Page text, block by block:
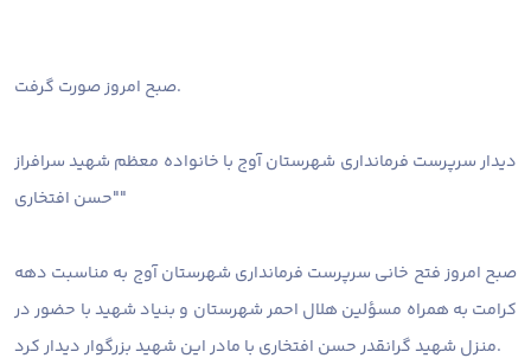
صبح امروز صورت گرفت.
دیدار سرپرست فرمانداری شهرستان آوج با خانواده معظم شهید سرافراز
"حسن افتخاری"
صبح امروز فتح خانی سرپرست فرمانداری شهرستان آوج به مناسبت دهه
کرامت به همراه مسؤلین هلال احمر شهرستان و بنیاد شهید با حضور در
منزل شهید گرانقدر حسن افتخاری با مادر این شهید بزرگوار دیدار کرد.